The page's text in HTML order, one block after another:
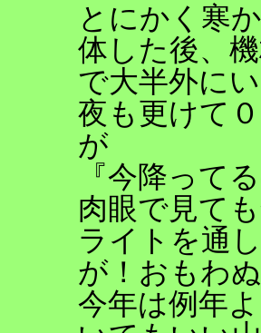
とにかく寒
体した後、
で大半外にい
夜も更けて
が
『今降って
肉眼で見て
ライトを通
が！おもわ
今年は例年